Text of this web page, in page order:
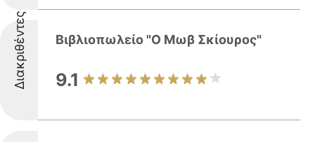
Διακριθέντες Βιβλιοπωλείο "Ο Μωβ Σκίουρος"
9.1